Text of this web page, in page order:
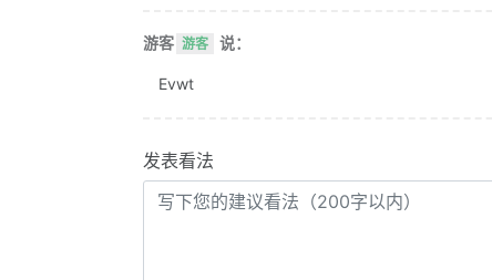
游客 游客 说：
Evwt
发表看法